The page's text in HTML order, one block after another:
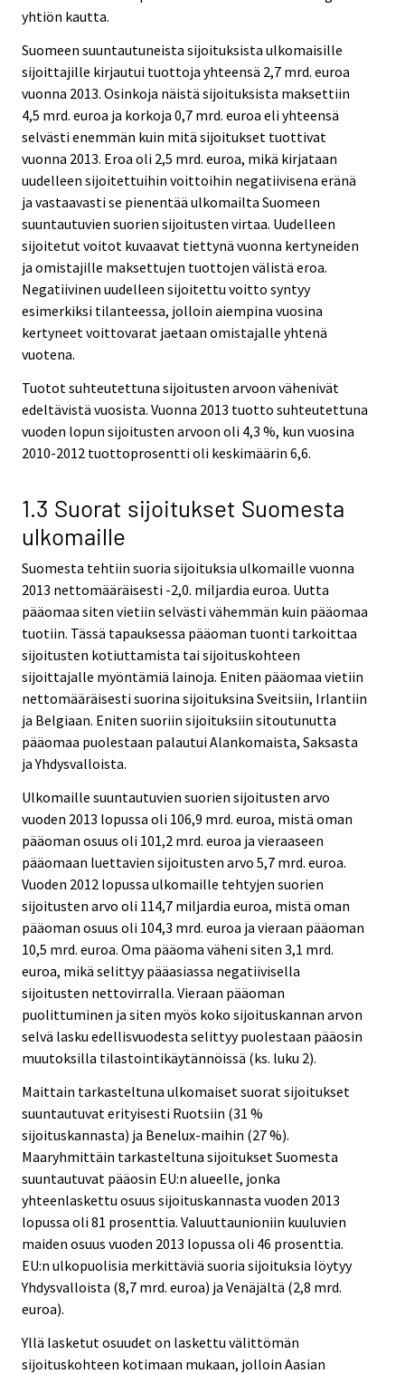
yhtiön kautta.
Suomeen suuntautuneista sijoituksista ulkomaisille
sijoittajille kirjautui tuottoja yhteensä 2,7 mrd. euroa
vuonna 2013. Osinkoja näistä sijoituksista maksettiin
4,5 mrd. euroa ja korkoja 0,7 mrd. euroa eli yhteensä
selvästi enemmän kuin mitä sijoitukset tuottivat
vuonna 2013. Eroa oli 2,5 mrd. euroa, mikä kirjataan
uudelleen sijoitettuihin voittoihin negatiivisena eränä
ja vastaavasti se pienentää ulkomailta Suomeen
suuntautuvien suorien sijoitusten virtaa. Uudelleen
sijoitetut voitot kuvaavat tiettynä vuonna kertyneiden
ja omistajille maksettujen tuottojen välistä eroa.
Negatiivinen uudelleen sijoitettu voitto syntyy
esimerkiksi tilanteessa, jolloin aiempina vuosina
kertyneet voittovarat jaetaan omistajalle yhtenä
vuotena.
Tuotot suhteutettuna sijoitusten arvoon vähenivät
edeltävistä vuosista. Vuonna 2013 tuotto suhteutettuna
vuoden lopun sijoitusten arvoon oli 4,3 %, kun vuosina
2010-2012 tuottoprosentti oli keskimäärin 6,6.
1.3 Suorat sijoitukset Suomesta
ulkomaille
Suomesta tehtiin suoria sijoituksia ulkomaille vuonna
2013 nettomääräisesti ‑2,0. miljardia euroa. Uutta
pääomaa siten vietiin selvästi vähemmän kuin pääomaa
tuotiin. Tässä tapauksessa pääoman tuonti tarkoittaa
sijoitusten kotiuttamista tai sijoituskohteen
sijoittajalle myöntämiä lainoja. Eniten pääomaa vietiin
nettomääräisesti suorina sijoituksina Sveitsiin, Irlantiin
ja Belgiaan. Eniten suoriin sijoituksiin sitoutunutta
pääomaa puolestaan palautui Alankomaista, Saksasta
ja Yhdysvalloista.
Ulkomaille suuntautuvien suorien sijoitusten arvo
vuoden 2013 lopussa oli 106,9 mrd. euroa, mistä oman
pääoman osuus oli 101,2 mrd. euroa ja vieraaseen
pääomaan luettavien sijoitusten arvo 5,7 mrd. euroa.
Vuoden 2012 lopussa ulkomaille tehtyjen suorien
sijoitusten arvo oli 114,7 miljardia euroa, mistä oman
pääoman osuus oli 104,3 mrd. euroa ja vieraan pääoman
10,5 mrd. euroa. Oma pääoma väheni siten 3,1 mrd.
euroa, mikä selittyy pääasiassa negatiivisella
sijoitusten nettovirralla. Vieraan pääoman
puolittuminen ja siten myös koko sijoituskannan arvon
selvä lasku edellisvuodesta selittyy puolestaan pääosin
muutoksilla tilastointikäytännöissä (ks. luku 2).
Maittain tarkasteltuna ulkomaiset suorat sijoitukset
suuntautuvat erityisesti Ruotsiin (31 %
sijoituskannasta) ja Benelux-maihin (27 %).
Maaryhmittäin tarkasteltuna sijoitukset Suomesta
suuntautuvat pääosin EU:n alueelle, jonka
yhteenlaskettu osuus sijoituskannasta vuoden 2013
lopussa oli 81 prosenttia. Valuuttaunioniin kuuluvien
maiden osuus vuoden 2013 lopussa oli 46 prosenttia.
EU:n ulkopuolisia merkittäviä suoria sijoituksia löytyy
Yhdysvalloista (8,7 mrd. euroa) ja Venäjältä (2,8 mrd.
euroa).
Yllä lasketut osuudet on laskettu välittömän
sijoituskohteen kotimaan mukaan, jolloin Aasian